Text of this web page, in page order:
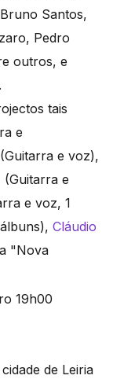
Santos,
Pedro
outros, e
tais
e
e voz),
(Guitarra e
e voz, 1
Cláudio
"Nova
de Leiria